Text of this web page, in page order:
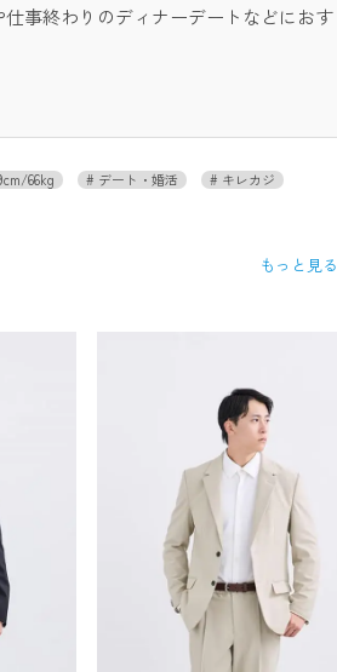
事終わりのディナーデートなどにおす
66kg デート・婚活 キレカジ
もっと見る